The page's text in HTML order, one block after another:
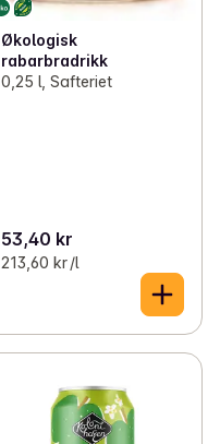
Økologisk
rabarbradrikk
0,25 l, Safteriet
53,40 kr
213,60 kr /l